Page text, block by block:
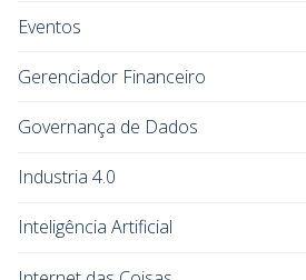
Eventos
Gerenciador Financeiro
Governança de Dados
Industria 4.0
Inteligência Artificial